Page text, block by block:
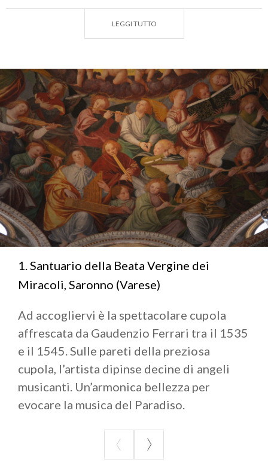
Qui i primi 10 consigli! Siete dei nostri?
LEGGI TUTTO
1. Santuario della Beata Vergine dei
Miracoli, Saronno (Varese)
Ad accogliervi è la spettacolare cupola
affrescata da Gaudenzio Ferrari tra il 1535
e il 1545. Sulle pareti della preziosa
cupola, l’artista dipinse decine di angeli
musicanti. Un’armonica bellezza per
evocare la musica del Paradiso.